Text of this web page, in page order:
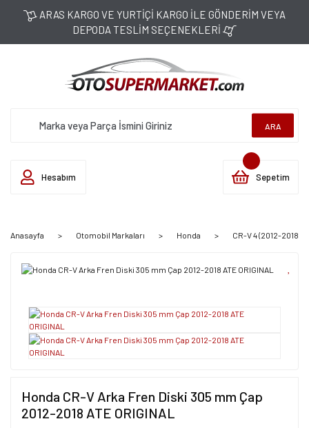
ARAS KARGO VE YURTİÇİ KARGO İLE GÖNDERİM VEYA
DEPODA TESLİM SEÇENEKLERİ
ARA
Hesabım Sepetim
Anasayfa Otomobil Markaları Honda CR-V 4 (2012-2018)
Honda CR-V Arka Fren Diski 305 mm Çap
2012-2018 ATE ORIGINAL